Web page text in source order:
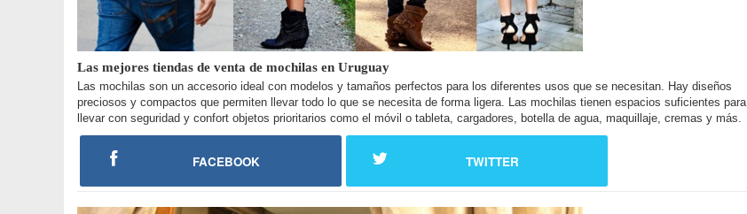
Las mejores tiendas de venta de mochilas en Uruguay
Las mochilas son un accesorio ideal con modelos y tamaños perfectos para los diferentes usos que se necesitan. Hay diseños
preciosos y compactos que permiten llevar todo lo que se necesita de forma ligera. Las mochilas tienen espacios suficientes para
llevar con seguridad y confort objetos prioritarios como el móvil o tableta, cargadores, botella de agua, maquillaje, cremas y más.
FACEBOOK TWITTER